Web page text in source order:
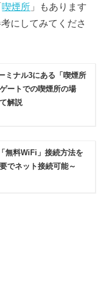
喫煙所 」もあります
にしてみてくださ
ミナル3にある「喫煙所
ートでの喫煙所の場
解説
無料WiFi」接続方法を
でネット接続可能～